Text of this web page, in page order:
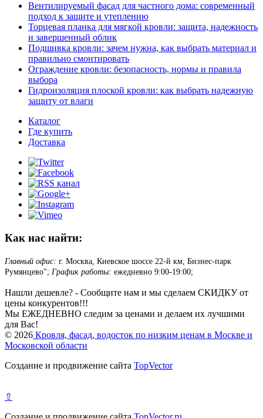
Вентилируемый фасад для частного дома: современный
подход к защите и утеплению
Торцевая планка для мягкой кровли: защита, надежность
и завершенный облик
Подшивка кровли: зачем нужна, как выбрать материал и
правильно смонтировать
Ограждение кровли: безопасность, нормы и правила
выбора
Гидроизоляция плоской кровли: как выбрать надежную
защиту от влаги
Каталог
Где купить
Доставка
Как нас найти:
Главный офис: г. Москва, Киевское шоссе 22-й км, Бизнес-парк
Румянцево"; График работы: ежедневно 9:00-19:00;
Нашли дешевле? - Сообщите нам и мы сделаем СКИДКУ от
цены конкурентов!!!
Мы ЕЖЕДНЕВНО следим за ценами и делаем их лучшими
для Вас!
© 2026 Кровля, фасад, водосток по низким ценам в Москве и
Московской области
Создание и продвижение сайта TopVector
⇧